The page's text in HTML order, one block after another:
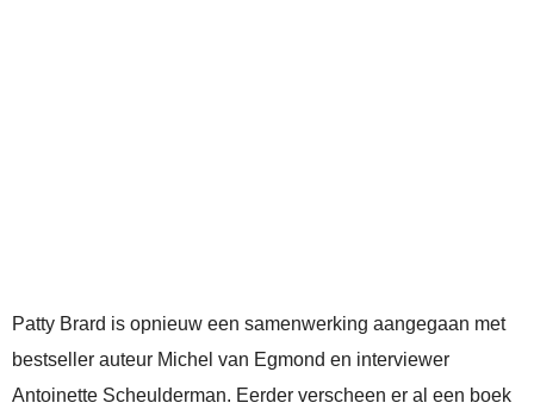
Patty Brard is opnieuw een samenwerking aangegaan met
bestseller auteur Michel van Egmond en interviewer
Antoinette Scheulderman. Eerder verscheen er al een boek